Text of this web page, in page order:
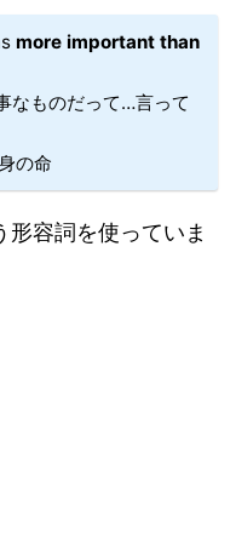
more important than
なものだって…言って
の命
容詞を使っていま